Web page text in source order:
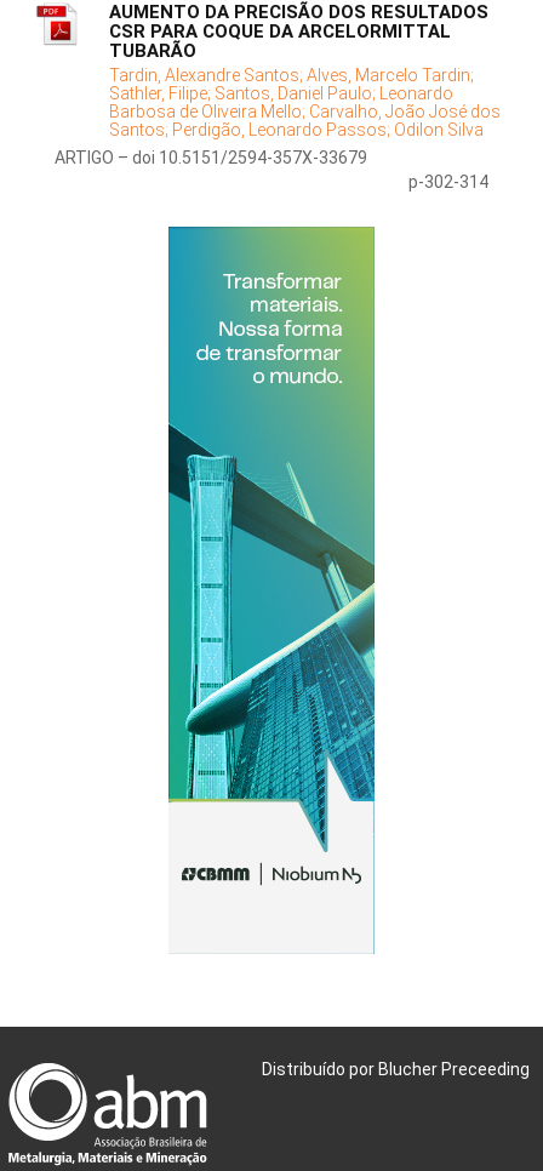
AUMENTO DA PRECISÃO DOS RESULTADOS
CSR PARA COQUE DA ARCELORMITTAL
TUBARÃO
Tardin, Alexandre Santos; Alves, Marcelo Tardin;
Sathler, Filipe; Santos, Daniel Paulo; Leonardo
Barbosa de Oliveira Mello; Carvalho, João José dos
Santos; Perdigão, Leonardo Passos; Odilon Silva
ARTIGO – doi 10.5151/2594-357X-33679
p-302-314
Distribuído por Blucher Preceeding